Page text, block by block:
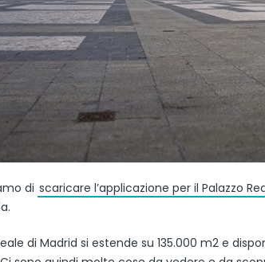
di scaricare l’applicazione per il Palazzo
di Madrid si estende su 135.000 m2 e